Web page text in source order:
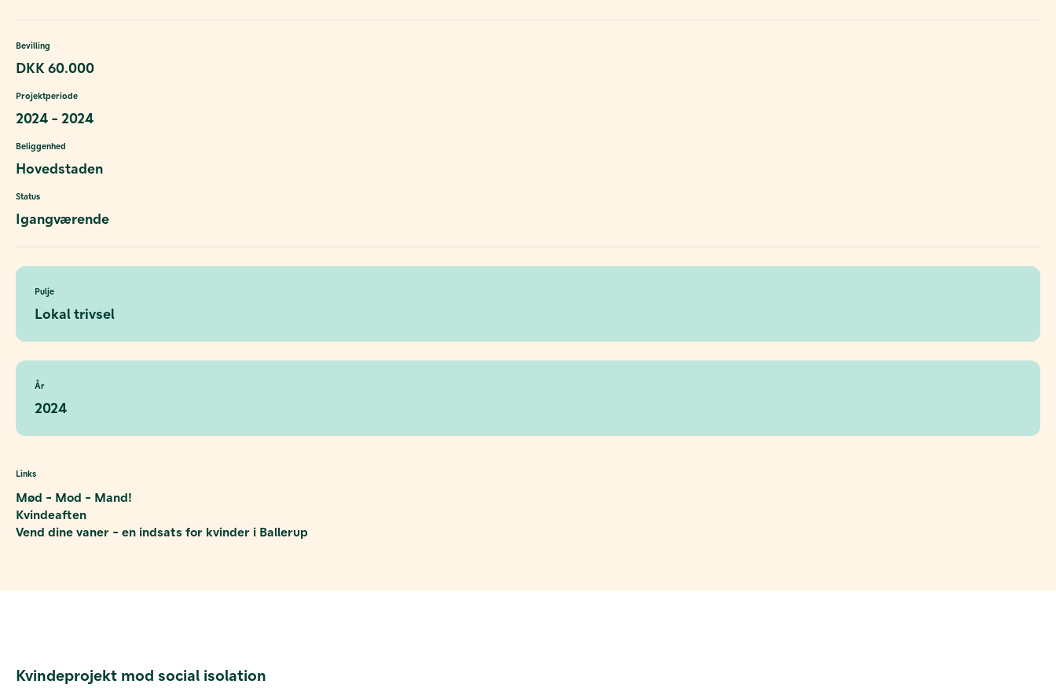
Bevilling
DKK 60.000
Projektperiode
2024 - 2024
Beliggenhed
Hovedstaden
Status
Igangværende
Pulje
Lokal trivsel
År
2024
Links
Mød - Mod - Mand!
Kvindeaften
Vend dine vaner - en indsats for kvinder i Ballerup
Kvindeprojekt mod social isolation